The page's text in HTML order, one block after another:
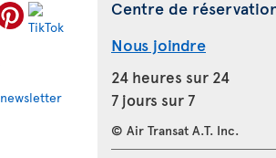
Centre de
Nous joindre
24 heures sur 24
7 jours sur 7
© Air Transat A.T. Inc.